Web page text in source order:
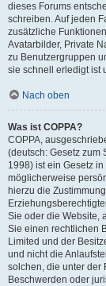
dieses Forums
schreiben. Auf jeden
zusätzliche
Avatarbilder, Private
zu Benutzergruppen
sie schnell erledigt ist
Nach oben
Was ist COPPA?
COPPA,
(deutsch: Gesetz zum
1998) ist ein Gesetz
möglicherweise
hierzu die
Sie oder die Website,
Sie einen rechtlichen
Limited und der
und nicht die
solchen, die unter der
Beschwerden oder